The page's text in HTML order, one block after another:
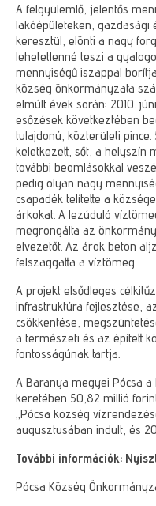
A felgyülemlő, jelentős
lakóépületeken, gazdasági
keresztül, elönti a nagy
lehetetlenné teszi a
mennyiségű iszappal
község önkormányzata
elmúlt évek során: 2010.
esőzések következtében
tulajdonú, közterületi
keletkezett, sőt, a helyszín
további beomlásokkal
pedig olyan nagy
csapadék telítette a
árkokat. A lezúduló
megrongálta az
elvezetőt. Az árok beton
felszaggatta a víztömeg.
A projekt elsődleges
infrastruktúra fejlesztése,
csökkentése,
a természeti és az épített
fontosságúnak tartja.
A Baranya megyei Pócsa
keretében 50,82 millió
„Pócsa község
augusztusában indult, és
További információk:
Pócsa Község